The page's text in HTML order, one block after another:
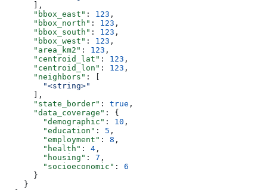
      ],
      "bbox_east"
: 123 ,
      "bbox_north"
: 123 ,
      "bbox_south"
: 123 ,
      "bbox_west"
: 123 ,
      "area_km2"
: 123 ,
      "centroid_lat"
: 123 ,
      "centroid_lon"
: 123 ,
      "neighbors"
: [
        "<string>"
      ],
      "state_border"
: true ,
      "data_coverage"
: {
        "demographic"
: 10 ,
        "education"
: 5 ,
        "employment"
: 8 ,
        "health"
: 4 ,
        "housing"
: 7 ,
        "socioeconomic"
: 6
      }
    }